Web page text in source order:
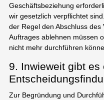
Geschäftsbeziehung
wir gesetzlich verpflichtet
der Regel den Abschluss
Auftrages ablehnen müssen
nicht mehr durchführen
9. Inwieweit gibt
Zur Begründung und